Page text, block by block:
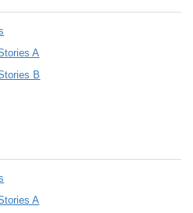
A
B
A